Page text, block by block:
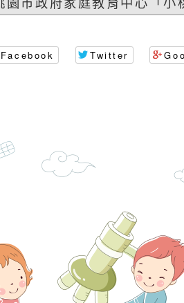
南共3場次
流大會」簡
舉辦「空間
化遊戲室之規
遊戲 - 兒童遊
坊 （中部場
院新聞傳播
共服務政策溝
龜山區大坑國
戲室之規畫與
意之可及性格
市桃園區中埔
市115年度兒
理訓練-獨輪
立羅東高級中
教育議題深化
壇與生命塔羅
跑馬燈文字
育部特殊教育
及國中小身障
立臺中教育大
園市政府家庭教育中心「
Facebook Twitter